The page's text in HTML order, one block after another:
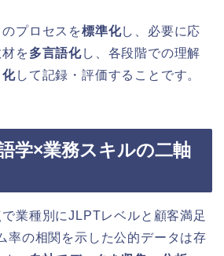
プロセスを標準化し、必要に応
を多言語化し、各段階での理解
化して記録・評価することです。
学×業務スキルの二軸
業種別にJLPTレベルと顧客満足
率の相関を示した公的データは存